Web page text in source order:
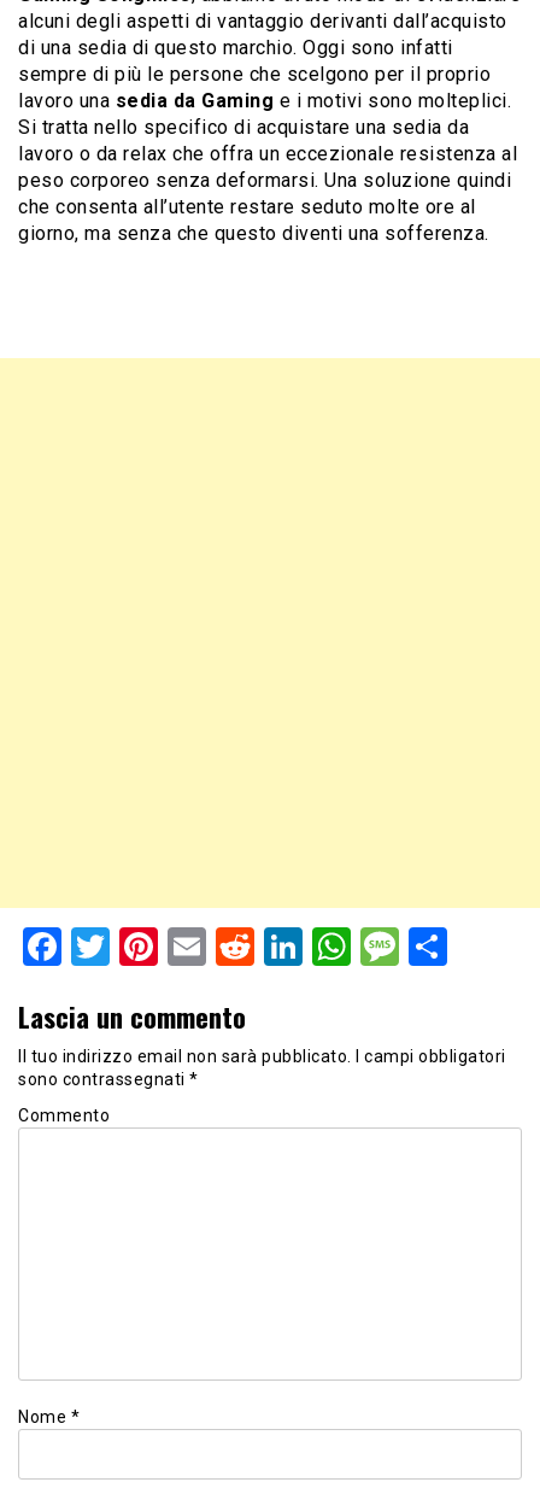
alcuni degli aspetti di vantaggio derivanti dall’acquisto
di una sedia di questo marchio. Oggi sono infatti
sempre di più le persone che scelgono per il proprio
lavoro una sedia da Gaming e i motivi sono molteplici.
Si tratta nello specifico di acquistare una sedia da
lavoro o da relax che offra un eccezionale resistenza al
peso corporeo senza deformarsi. Una soluzione quindi
che consenta all’utente restare seduto molte ore al
giorno, ma senza che questo diventi una sofferenza.
Facebook
Twitter
Pinterest
EmailRedditLinkedIn
WhatsApp
Lascia un commento
Il tuo indirizzo email non sarà pubblicato.
I campi obbligatori
sono contrassegnati *
Commento
Nome *